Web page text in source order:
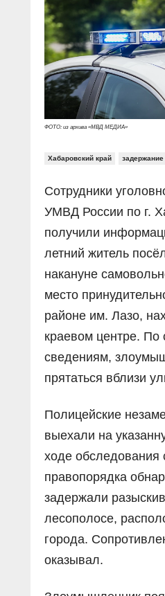
Социальные ролики
Документальные фильмы
Прямой разговор
В знании сила
Специальный репортаж
КиберПОСТОВОЙ
Газета «Щит и меч»
Журнал «Полиция
О ПОРТАЛЕ
Контакты
Вакансии
ФОТО: из архива «МВД МЕДИА»
Хабаровский край задержание
Сотрудники
УМВД России по г.
получили
летний житель
накануне
место
районе им. Лазо,
краевом центре. По
сведениям,
прятаться вблизи
Полицейские
выехали на
ходе обследования
правопорядка
задержали
лесополосе,
города.
оказывал.